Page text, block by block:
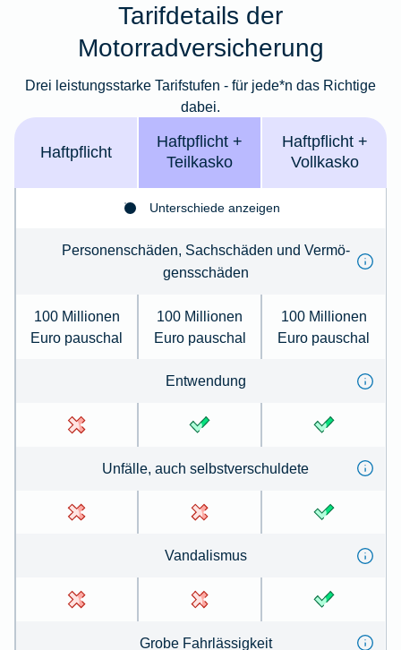
Tarifdetails der
Motorradversicherung
Drei leistungsstarke Tarifstufen - für jede*n das Richtige
dabei.
Haft­pflicht
Haft­pflicht +
Teil­kasko
Haft­­pflicht +
Voll­kasko
Unterschiede anzeigen
Per­so­nenschäden, Sachschäden und Ver­mö­
gens­schä­den
100 Millionen
Euro pauschal
100 Millionen
Euro pauschal
100 Millionen
Euro pauschal
Ent­wen­dung
Un­fälle, auch selbst­ver­schul­de­te
Van­dal­is­mus
Gro­be Fahr­lässig­keit